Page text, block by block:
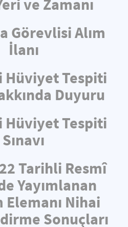
ve Zamanı
Görevlisi Alım
İlanı
Hüviyet Tespiti
Duyuru
Hüviyet Tespiti
Sınavı
Tarihli Resmî
Yayımlanan
Nihai
Sonuçları